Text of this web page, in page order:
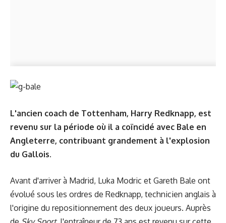
L'ancien coach de Tottenham, Harry Redknapp, est
revenu sur la période où il a coïncidé avec Bale en
Angleterre, contribuant grandement à l'explosion
du Gallois.
Avant d'arriver à Madrid, Luka Modric et Gareth Bale ont
évolué sous les ordres de Redknapp, technicien anglais à
l'origine du repositionnement des deux joueurs. Auprès